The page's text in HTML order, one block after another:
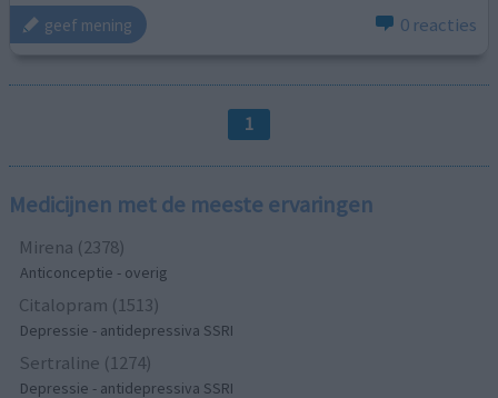
geef mening 0 reacties
1
Medicijnen met de meeste ervaringen
Mirena (2378)
Anticonceptie - overig
Citalopram (1513)
Depressie - antidepressiva SSRI
Sertraline (1274)
Depressie - antidepressiva SSRI